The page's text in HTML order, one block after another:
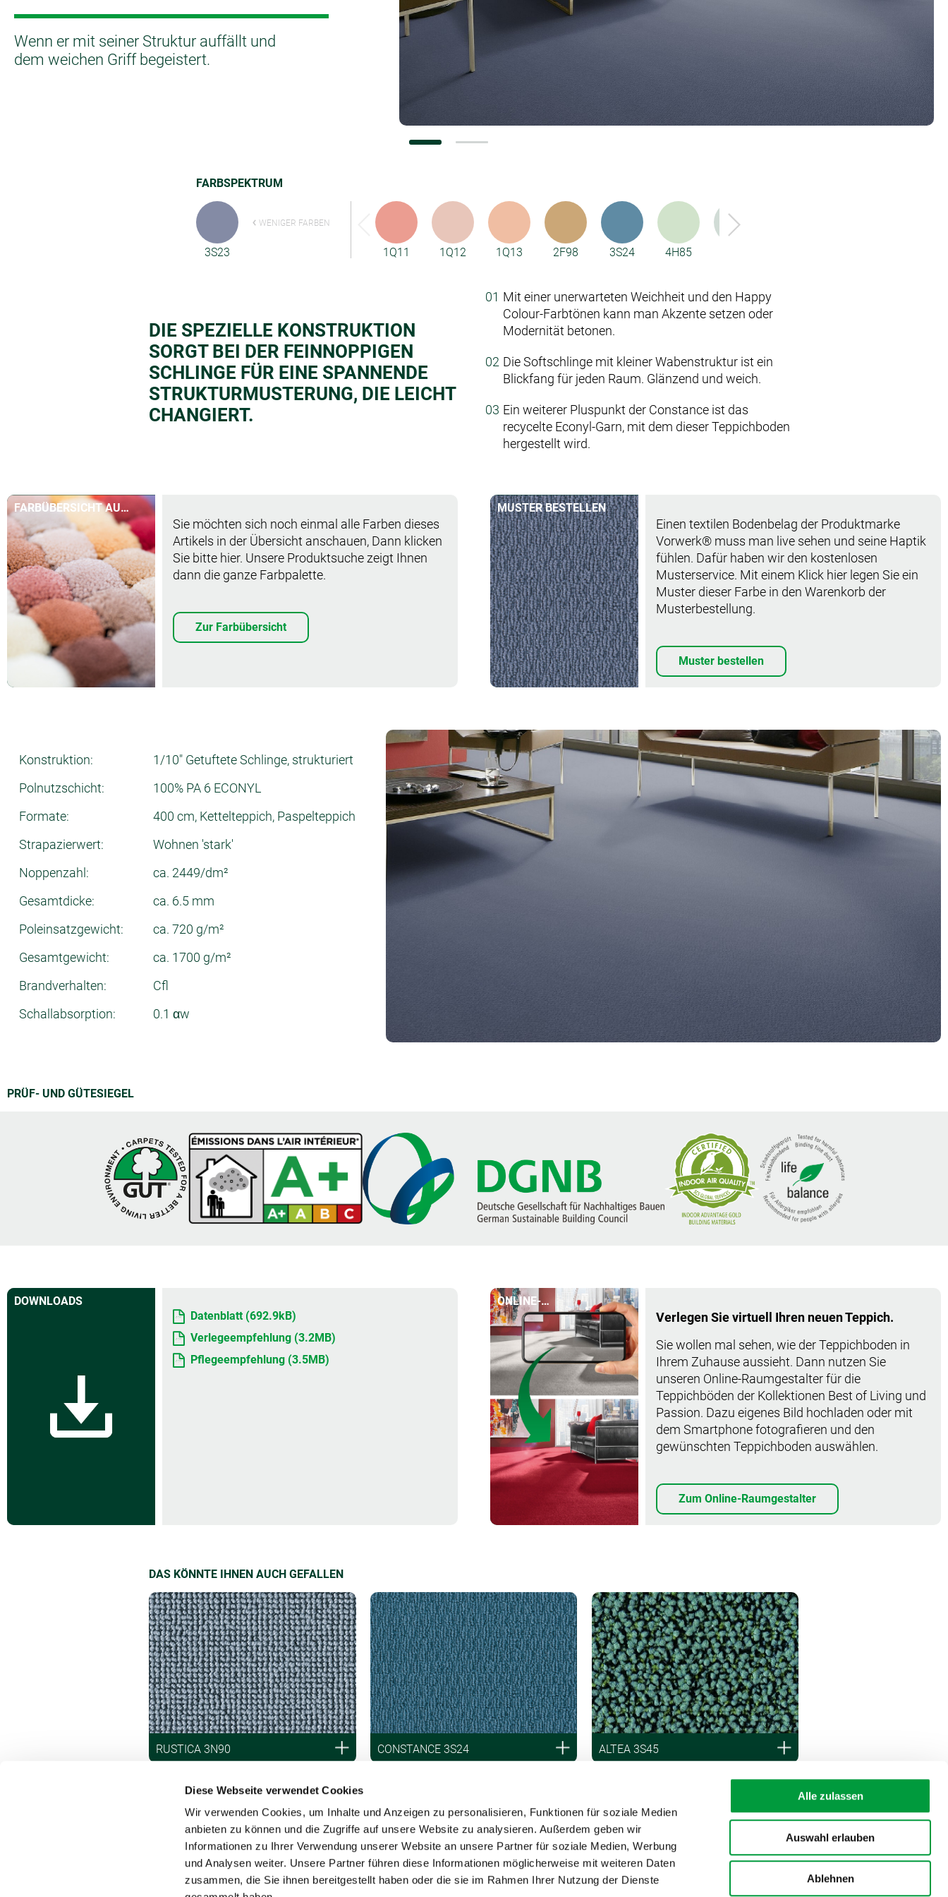
Diese Webseite verwendet Cookies
Wir verwenden Cookies, um Inhalte und Anzeigen zu personalisieren, Funktionen für soziale Medien
anbieten zu können und die Zugriffe auf unsere Website zu analysieren. Außerdem geben wir
Informationen zu Ihrer Verwendung unserer Website an unsere Partner für soziale Medien, Werbung
und Analysen weiter. Unsere Partner führen diese Informationen möglicherweise mit weiteren Daten
zusammen, die Sie ihnen bereitgestellt haben oder die sie im Rahmen Ihrer Nutzung der Dienste
Alle zulassen
Auswahl erlauben
Ablehnen
Konfiguratoren
Wenn er mit seiner Struktur auffällt und
dem weichen Griff begeistert.
FARBSPEKTRUM
3S23
WENIGER FARBEN
1Q11 1Q12 1Q13 2F98 3S24 4H85
DIE SPEZIELLE KONSTRUKTION
SORGT BEI DER FEINNOPPIGEN
SCHLINGE FÜR EINE SPANNENDE
STRUKTURMUSTERUNG, DIE LEICHT
CHANGIERT.
Mit einer unerwarteten Weichheit und den Happy
Colour-Farbtönen kann man Akzente setzen oder
Modernität betonen.
Die Softschlinge mit kleiner Wabenstruktur ist ein
Blickfang für jeden Raum. Glänzend und weich.
Ein weiterer Pluspunkt der Constance ist das
recycelte Econyl-Garn, mit dem dieser Teppichboden
hergestellt wird.
FARBÜBERSICHT AUF
EINEN BLICK
Sie möchten sich noch einmal alle Farben dieses
Artikels in der Übersicht anschauen, Dann klicken
Sie bitte hier. Unsere Produktsuche zeigt Ihnen
dann die ganze Farbpalette.
Zur Farbübersicht
MUSTER BESTELLEN
Muster bestellen
Einen textilen Bodenbelag der Produktmarke
Vorwerk® muss man live sehen und seine Haptik
fühlen. Dafür haben wir den kostenlosen
Musterservice. Mit einem Klick hier legen Sie ein
Muster dieser Farbe in den Warenkorb der
Musterbestellung.
Muster bestellen
Konstruktion:
1/10" Getuftete Schlinge, strukturiert
Polnutzschicht:
100% PA 6 ECONYL
Formate:
400 cm, Kettelteppich, Paspelteppich
Strapazierwert:
Wohnen 'stark'
Noppenzahl:
ca. 2449/dm²
Gesamtdicke:
ca. 6.5 mm
Poleinsatzgewicht:
ca. 720 g/m²
Gesamtgewicht:
ca. 1700 g/m²
Brandverhalten:
Cfl
Schallabsorption:
0.1 αw
PRÜF- UND GÜTESIEGEL
DOWNLOADS
Datenblatt (692.9kB)
Verlegeempfehlung (3.2MB)
Pflegeempfehlung (3.5MB)
ONLINE-
RAUMGESTALTER
Verlegen Sie virtuell Ihren neuen Teppich.
Sie wollen mal sehen, wie der Teppichboden in
Ihrem Zuhause aussieht. Dann nutzen Sie
unseren Online-Raumgestalter für die
Teppichböden der Kollektionen Best of Living und
Passion. Dazu eigenes Bild hochladen oder mit
dem Smartphone fotografieren und den
gewünschten Teppichboden auswählen.
Zum Online-Raumgestalter
DAS KÖNNTE IHNEN AUCH GEFALLEN
RUSTICA 3N90 CONSTANCE 3S24 ALTEA 3S45